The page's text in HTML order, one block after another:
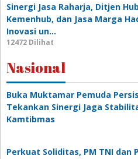
Sinergi Jasa Raharja, Ditjen
Kemenhub, dan Jasa Marga
Inovasi un…
12472 Dilihat
Nasional
Buka Muktamar Pemuda
Tekankan Sinergi Jaga
Kamtibmas
Perkuat Soliditas, PM TNI dan